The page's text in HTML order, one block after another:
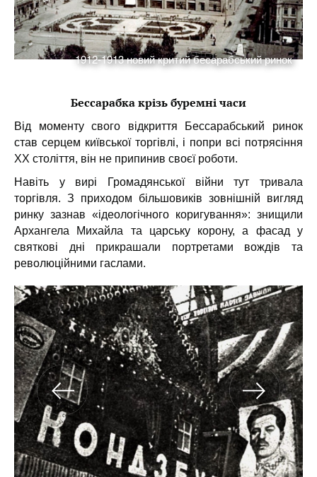
1912-1913 новий критий бесарабський ринок
Бессарабка крізь буремні часи
Від моменту свого відкриття Бессарабський ринок
став серцем київської торгівлі, і попри всі потрясіння
ХХ століття, він не припинив своєї роботи.
Навіть у вирі Громадянської війни тут тривала
торгівля. З приходом більшовиків зовнішній вигляд
ринку зазнав «ідеологічного коригування»: знищили
Архангела Михайла та царську корону, а фасад у
святкові дні прикрашали портретами вождів та
революційними гаслами.